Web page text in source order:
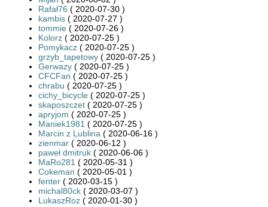
Rafał76 ( 2020-07-30 )
kambis ( 2020-07-27 )
tommie ( 2020-07-26 )
Kolorz ( 2020-07-25 )
Pomykacz ( 2020-07-25 )
grzyb_tapetowy ( 2020-07-25 )
Gerwazy ( 2020-07-25 )
CFCFan ( 2020-07-25 )
chrabu ( 2020-07-25 )
cichy_bicycle ( 2020-07-25 )
skaposzczet ( 2020-07-25 )
apryjom ( 2020-07-25 )
Maniek1981 ( 2020-07-25 )
Marcin z Lublina ( 2020-06-16 )
zienmar ( 2020-06-12 )
paweł dmitruk ( 2020-06-06 )
MaRo281 ( 2020-05-31 )
Cokeman ( 2020-05-01 )
fenter ( 2020-03-15 )
michal80ck ( 2020-03-07 )
LukaszRoz ( 2020-01-30 )